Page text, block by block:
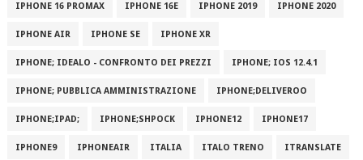
IPHONE 16 PROMAX IPHONE 16E IPHONE 2019 IPHONE 2020
IPHONE AIR IPHONE SE IPHONE XR
IPHONE; IDEALO - CONFRONTO DEI PREZZI IPHONE; IOS 12.4.1
IPHONE; PUBBLICA AMMINISTRAZIONE IPHONE;DELIVEROO
IPHONE;IPAD; IPHONE;SHPOCK IPHONE12 IPHONE17
IPHONE9 IPHONEAIR ITALIA ITALO TRENO ITRANSLATE